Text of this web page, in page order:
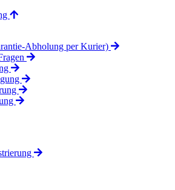
Abholung per Kurier)